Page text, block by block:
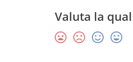
Valuta la